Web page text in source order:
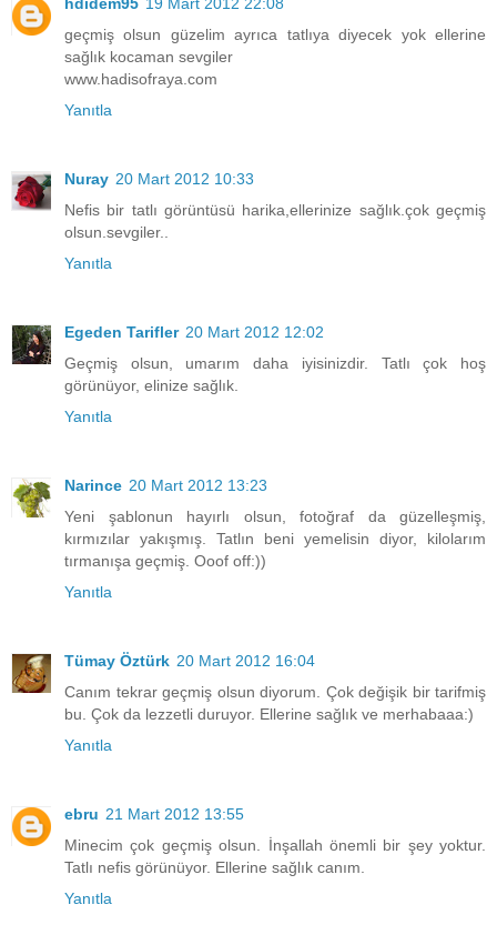
hdidem95 19 Mart 2012 22:08
geçmiş olsun güzelim ayrıca tatlıya diyecek yok ellerine
sağlık kocaman sevgiler
www.hadisofraya.com
Yanıtla
Nuray 20 Mart 2012 10:33
Nefis bir tatlı görüntüsü harika,ellerinize sağlık.çok geçmiş
olsun.sevgiler..
Yanıtla
Egeden Tarifler 20 Mart 2012 12:02
Geçmiş olsun, umarım daha iyisinizdir. Tatlı çok hoş
görünüyor, elinize sağlık.
Yanıtla
Narince 20 Mart 2012 13:23
Yeni şablonun hayırlı olsun, fotoğraf da güzelleşmiş,
kırmızılar yakışmış. Tatlın beni yemelisin diyor, kilolarım
tırmanışa geçmiş. Ooof off:))
Yanıtla
Tümay Öztürk 20 Mart 2012 16:04
Canım tekrar geçmiş olsun diyorum. Çok değişik bir tarifmiş
bu. Çok da lezzetli duruyor. Ellerine sağlık ve merhabaaa:)
Yanıtla
ebru 21 Mart 2012 13:55
Minecim çok geçmiş olsun. İnşallah önemli bir şey yoktur.
Tatlı nefis görünüyor. Ellerine sağlık canım.
Yanıtla